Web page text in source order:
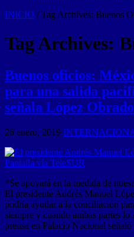
INICIO / Tag Archives: Buenos
Tag Archives:
Buenos oficios:
para una salida
señala López
26 enero, 2019
*Se apoyará en la medida de
El presidente Andrés Manuel
podría ayudar a la conciliación
siempre y cuando ambas partes
prensa en Palacio Nacional